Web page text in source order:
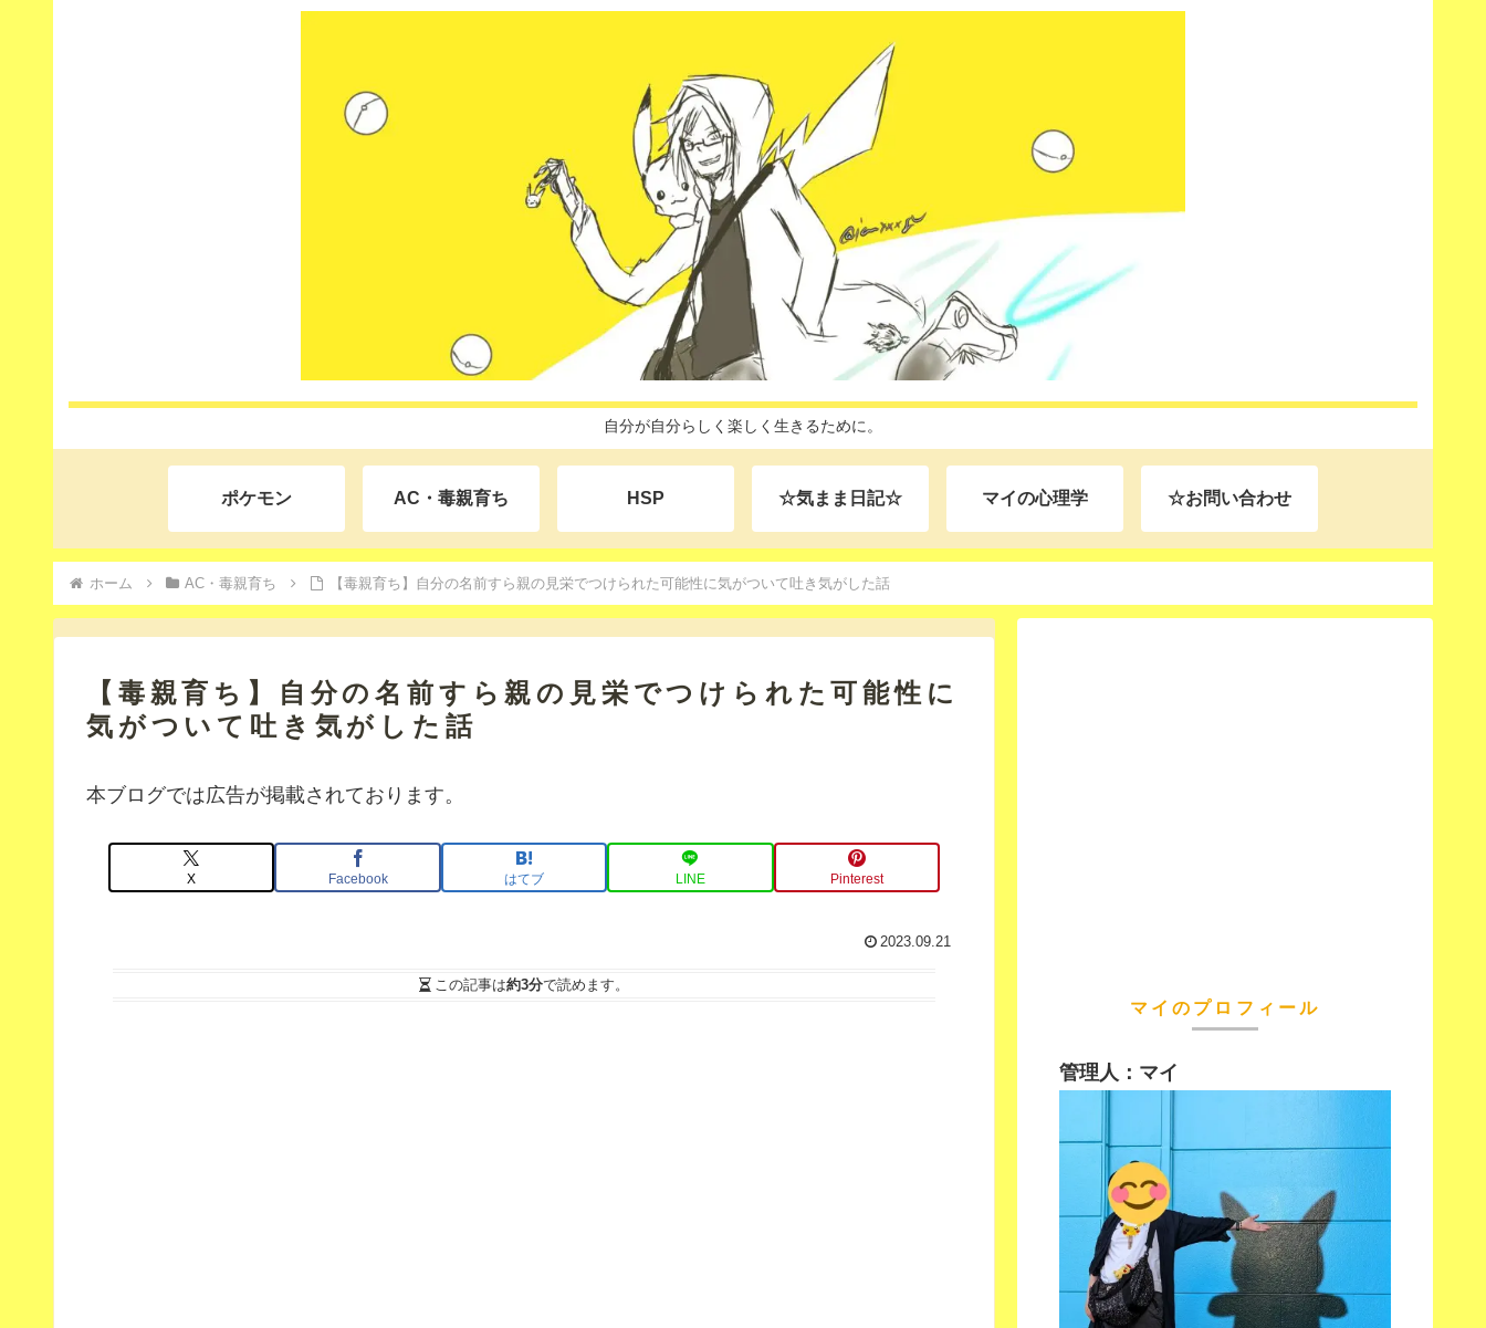
自分が自分らしく楽しく生きるために。
ポケモン AC・毒親育ち HSP ☆気まま日記☆ マイの心理学 ☆お問い合わせ
ホーム AC・毒親育ち 【毒親育ち】自分の名前すら親の見栄でつけられた可能性に気がついて吐き気がした話
【毒親育ち】自分の名前すら親の見栄でつけられた可能性に
気がついて吐き気がした話
本ブログでは広告が掲載されております。
X Facebook はてブ LINE Pinterest
2023.09.21
この記事は約3分で読めます。
マイのプロフィール
管理人：マイ